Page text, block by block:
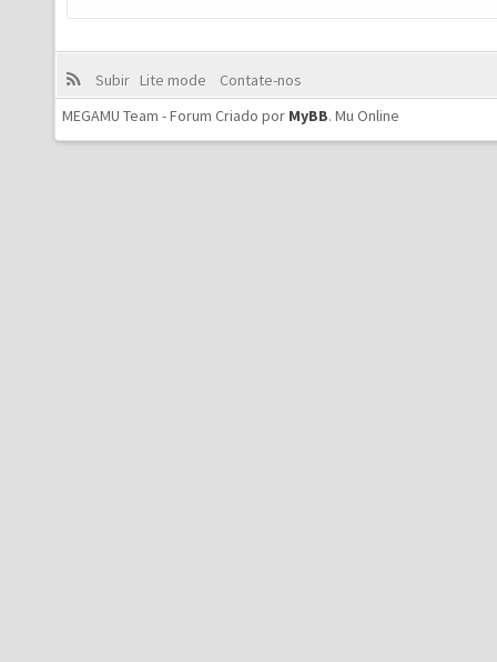
Subir Lite mode
Contate-nos
MEGAMU Team - Forum Criado por MyBB. Mu Online